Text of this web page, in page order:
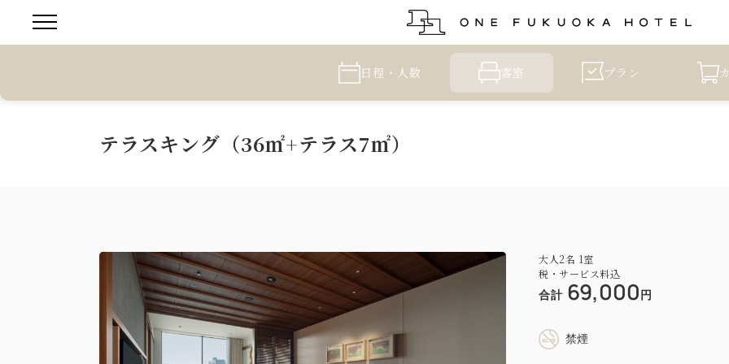
日程・人数 客室 プラン
テラスキング（36㎡+テラス7㎡）
大人2名 1室
税・サービス料込
合計 69,000 円
禁煙